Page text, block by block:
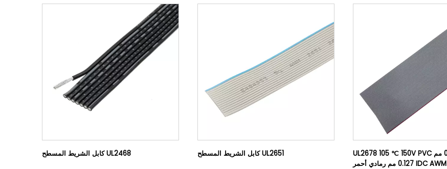
كابل الشريط المسطح UL2468 كابل الشريط المسطح UL2651
UL2678 105 ℃ 150V PVC الملعب 0.635 مم
0.127 مم رمادي أحمر IDC AWM